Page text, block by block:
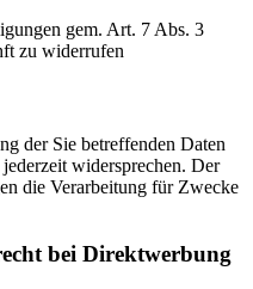
gem. Art. 7 Abs. 3
zu widerrufen
der Sie betreffenden Daten
widersprechen. Der
die Verarbeitung für Zwecke
bei Direktwerbung